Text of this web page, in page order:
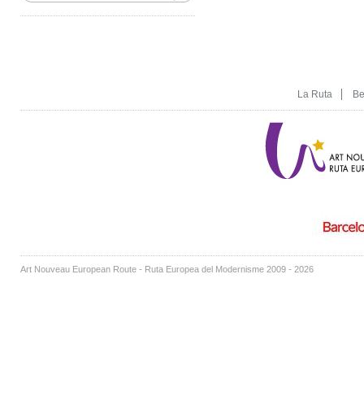
La Ruta
Art Nouveau European Route - Ruta Europea del Modernisme 2009 - 2026